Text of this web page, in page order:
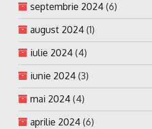
septembrie 2024 (6)
august 2024 (1)
iulie 2024 (4)
iunie 2024 (3)
mai 2024 (4)
aprilie 2024 (6)